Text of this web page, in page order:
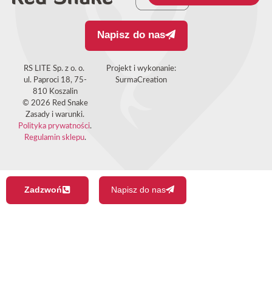
Napisz do nas
RS LITE Sp. z o. o.
ul. Paproci 18, 75-
810 Koszalin
© 2026 Red Snake
Zasady i warunki.
Polityka prywatności.
Regulamin sklepu.
Projekt i wykonanie:
SurmaCreation
Zadzwoń Napisz do nas